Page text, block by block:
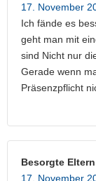
17. November
Ich fände es
geht man mit
sind Nicht nur
Gerade wenn
Präsenzpflicht
Besorgte Eltern
17. November